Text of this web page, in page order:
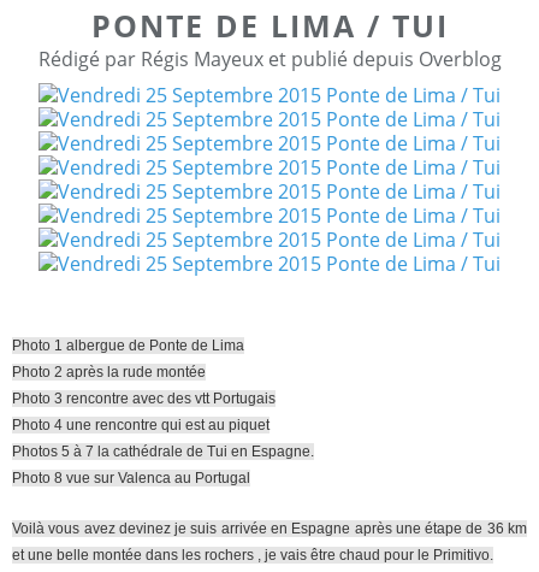
PONTE DE LIMA / TUI
Rédigé par Régis Mayeux et publié depuis Overblog
Photo 1 albergue de Ponte de Lima
Photo 2 après la rude montée
Photo 3 rencontre avec des vtt Portugais
Photo 4 une rencontre qui est au piquet
Photos 5 à 7 la cathédrale de Tui en Espagne.
Photo 8 vue sur Valenca au Portugal
Voilà vous avez devinez je suis arrivée en Espagne après une étape de 36 km
et une belle montée dans les rochers , je vais être chaud pour le Primitivo.